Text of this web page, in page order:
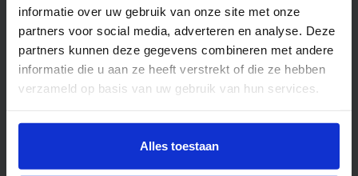
informatie over uw gebruik van onze site met onze
partners voor social media, adverteren en analyse. Deze
partners kunnen deze gegevens combineren met andere
informatie die u aan ze heeft verstrekt of die ze hebben
verzameld op basis van uw gebruik van hun services.
Wil je meer weten of de voorkeur aanpassen, bekijk dan
https://www.hku.nl/privacy-statement-en-
Alles toestaan
Werkplaats